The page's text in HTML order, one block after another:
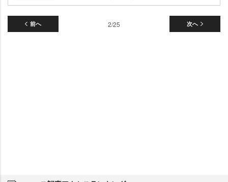
前へ 次へ
2/25